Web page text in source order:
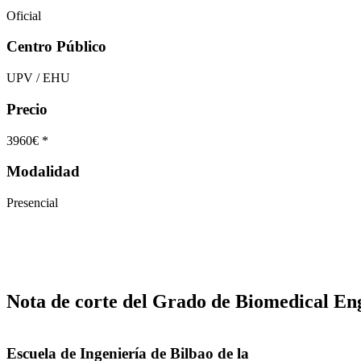
Oficial
Centro Público
UPV / EHU
Precio
3960€ *
Modalidad
Presencial
Nota de corte del Grado de Biomedical
Escuela de Ingeniería de Bilbao de la